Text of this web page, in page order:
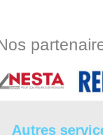
nécessaires pour
nos maçons
Autres